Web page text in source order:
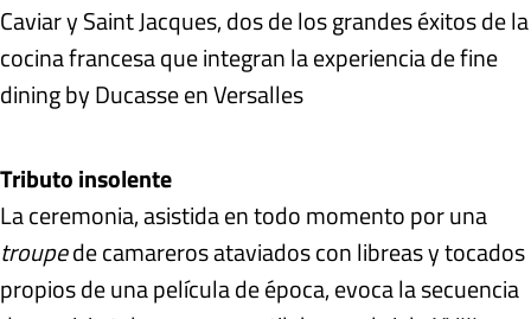
Caviar y Saint Jacques, dos de los grandes éxitos de la
cocina francesa que integran la experiencia de fine
dining by Ducasse en Versalles
Tributo insolente
La ceremonia, asistida en todo momento por una
troupede camareros ataviados con libreas y tocados
propios de una película de época, evoca la secuencia